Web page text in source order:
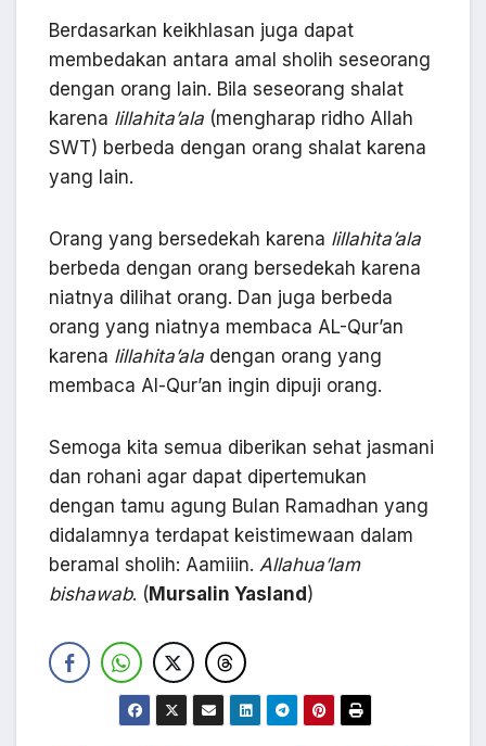
Berdasarkan keikhlasan juga dapat
membedakan antara amal sholih seseorang
dengan orang lain. Bila seseorang shalat
karena lillahita’ala (mengharap ridho Allah
SWT) berbeda dengan orang shalat karena
yang lain.
Orang yang bersedekah karena lillahita’ala
berbeda dengan orang bersedekah karena
niatnya dilihat orang. Dan juga berbeda
orang yang niatnya membaca AL-Qur’an
karena lillahita’ala dengan orang yang
membaca Al-Qur’an ingin dipuji orang.
Semoga kita semua diberikan sehat jasmani
dan rohani agar dapat dipertemukan
dengan tamu agung Bulan Ramadhan yang
didalamnya terdapat keistimewaan dalam
beramal sholih: Aamiiin. Allahua’lam
bishawab. (Mursalin Yasland)